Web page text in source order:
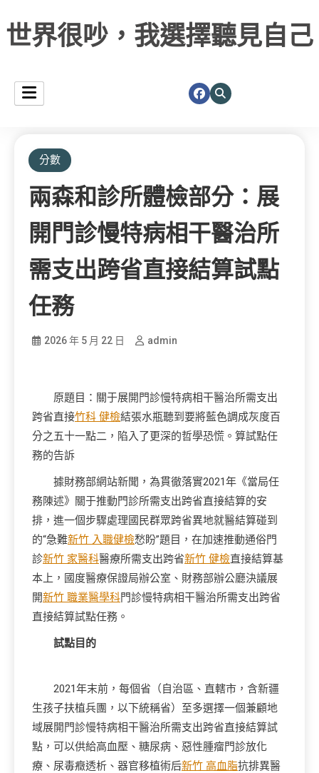
世界很吵，我選擇聽見自己
分數
兩森和診所體檢部分：展
開門診慢特病相干醫治所
需支出跨省直接結算試點
任務
2026 年 5 月 22 日 admin
原題目：關于展開門診慢特病相干醫治所需支出
跨省直接竹科 健檢結張水瓶聽到要將藍色調成灰度百
分之五十一點二，陷入了更深的哲學恐慌。算試點任
務的告訴
據財務部網站新聞，為貫徹落實2021年《當局任
務陳述》關于推動門診所需支出跨省直接結算的安
排，進一個步驟處理國民群眾跨省異地就醫結算碰到
的“急難新竹 入職健檢愁盼”題目，在加速推動通俗門
診新竹 家醫科醫療所需支出跨省新竹 健檢直接結算基
本上，國度醫療保證局辦公室、財務部辦公廳決議展
開新竹 職業醫學科門診慢特病相干醫治所需支出跨省
直接結算試點任務。
試點目的
2021年末前，每個省（自治區、直轄市，含新疆
生孩子扶植兵團，以下統稱省）至多選擇一個兼顧地
域展開門診慢特病相干醫治所需支出跨省直接結算試
點，可以供給高血壓、糖尿病、惡性腫瘤門診放化
療、尿毒癥透析、器官移植術后新竹 高血脂抗排異醫